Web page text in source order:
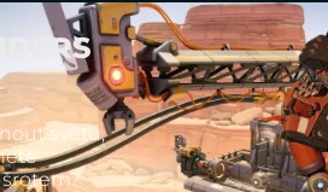
světu,